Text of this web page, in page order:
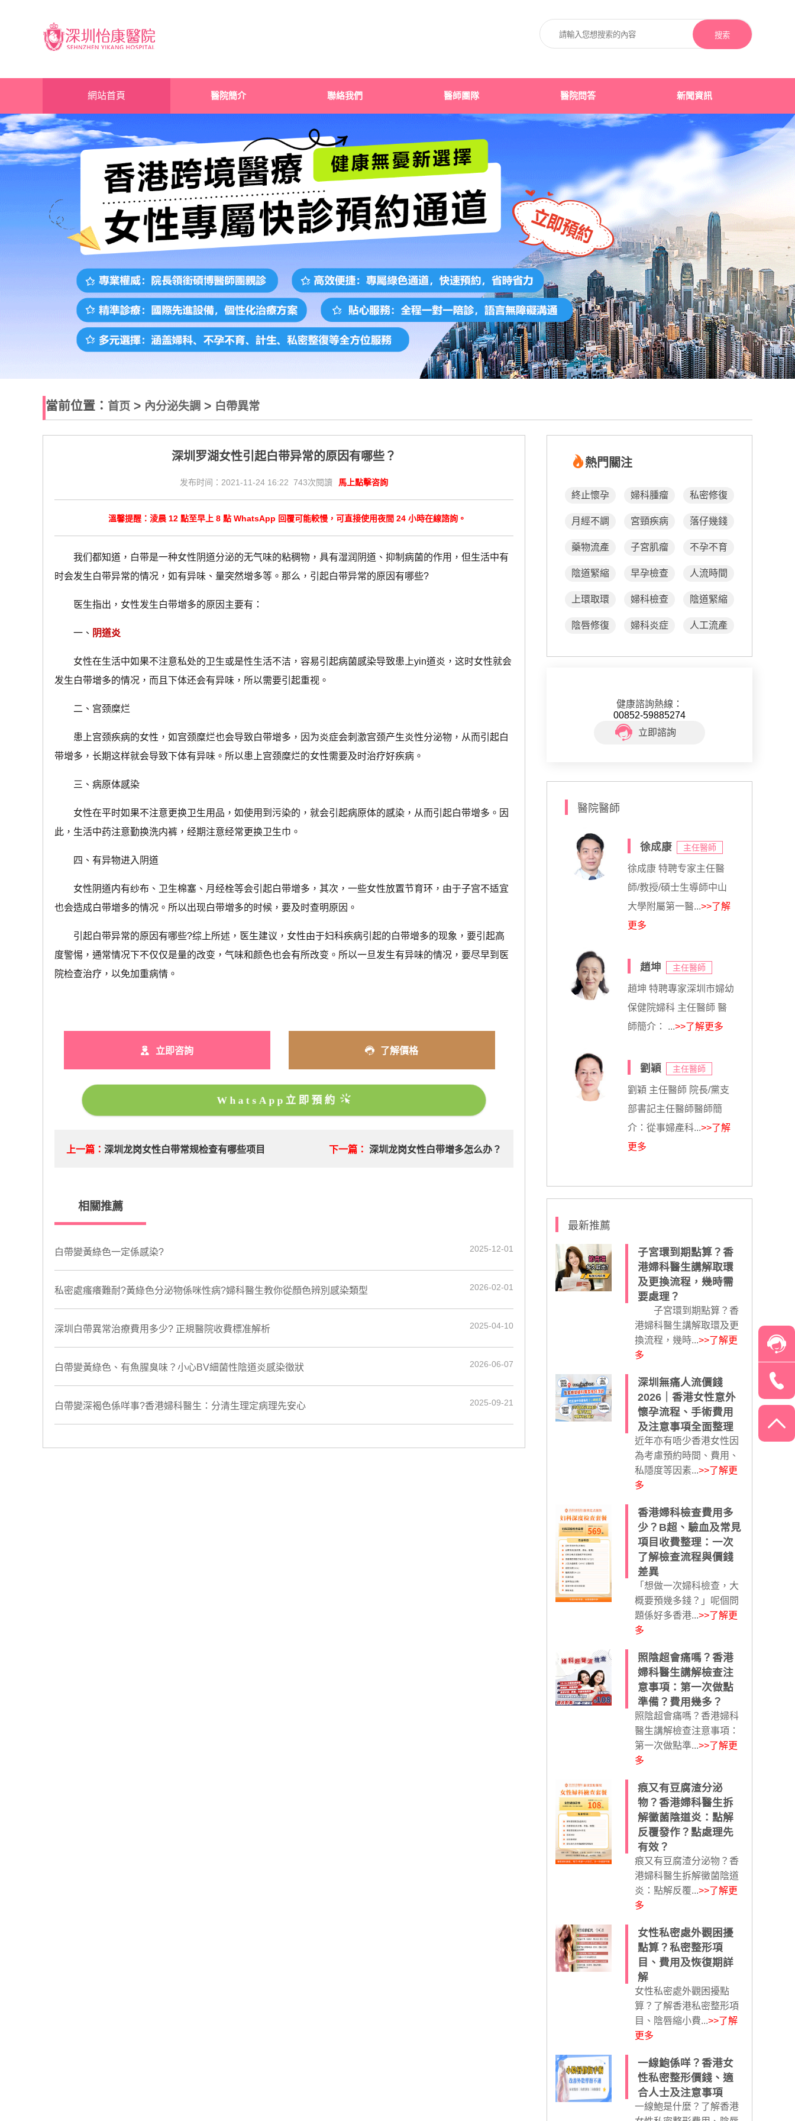
搜索
網站首頁 醫院簡介 聯絡我們 醫師團隊 醫院問答 新聞資訊
當前位置： 首页 > 內分泌失調 > 白帶異常
深圳罗湖女性引起白带异常的原因有哪些？
发布时间：2021-11-24 16:22 743次閱讀 馬上點擊咨詢
溫馨提醒：淩晨 12 點至早上 8 點 WhatsApp 回覆可能較慢，可直接使用夜間 24 小時在線諮詢。
我们都知道，白带是一种女性阴道分泌的无气味的粘稠物，具有湿润阴道、抑制病菌的作用，但生活中有
时会发生白带异常的情况，如有异味、量突然增多等。那么，引起白带异常的原因有哪些?
医生指出，女性发生白带增多的原因主要有：
一、 阴道炎
女性在生活中如果不注意私处的卫生或是性生活不洁，容易引起病菌感染导致患上yin道炎，这时女性就会
发生白带增多的情况，而且下体还会有异味，所以需要引起重视。
二、宫颈糜烂
患上宫颈疾病的女性，如宫颈糜烂也会导致白带增多，因为炎症会刺激宫颈产生炎性分泌物，从而引起白
带增多，长期这样就会导致下体有异味。所以患上宫颈糜烂的女性需要及时治疗好疾病。
三、病原体感染
女性在平时如果不注意更换卫生用品，如使用到污染的，就会引起病原体的感染，从而引起白带增多。因
此，生活中药注意勤换洗内裤，经期注意经常更换卫生巾。
四、有异物进入阴道
女性阴道内有纱布、卫生棉塞、月经栓等会引起白带增多，其次，一些女性放置节育环，由于子宫不适宜
也会造成白带增多的情况。所以出现白带增多的时候，要及时查明原因。
引起白带异常的原因有哪些?综上所述，医生建议，女性由于妇科疾病引起的白带增多的现象，要引起高
度警惕，通常情况下不仅仅是量的改变，气味和颜色也会有所改变。所以一旦发生有异味的情况，要尽早到医
院检查治疗，以免加重病情。
立即咨詢 了解價格
WhatsApp立即預約
上一篇：深圳龙岗女性白带常规检查有哪些项目 下一篇： 深圳龙岗女性白带增多怎么办？
相關推薦
白帶變黃綠色一定係感染? 2025-12-01
私密處瘙癢難耐?黃綠色分泌物係咪性病?婦科醫生教你從顏色辨別感染類型 2026-02-01
深圳白帶異常治療費用多少? 正規醫院收費標准解析 2025-04-10
白帶變黃綠色、有魚腥臭味？小心BV細菌性陰道炎感染徵狀 2026-06-07
白帶變深褐色係咩事?香港婦科醫生：分清生理定病理先安心 2025-09-21
熱門關注
終止懷孕 婦科腫瘤 私密修復
月經不調 宮頸疾病 落仔幾錢
藥物流產 子宮肌瘤 不孕不育
陰道緊縮 早孕檢查 人流時間
上環取環 婦科檢查 陰道緊縮
陰唇修復 婦科炎症 人工流產
健康諮詢熱線：
00852-59885274
立即諮詢
醫院醫師
徐成康 主任醫師
徐成康 特聘专家主任醫
師/教授/碩士生導師中山
大學附屬第一醫...>>了解
更多
趙坤 主任醫師
趙坤 特聘專家深圳市婦幼
保健院婦科 主任醫師 醫
師簡介： ...>>了解更多
劉穎 主任醫師
劉穎 主任醫師 院長/黨支
部書記主任醫師醫師簡
介：從事婦產科...>>了解
更多
最新推薦
子宮環到期點算？香
港婦科醫生講解取環
及更換流程，幾時需
要處理？
子宮環到期點算？香
港婦科醫生講解取環及更
換流程，幾時...>>了解更
多
深圳無痛人流價錢
2026｜香港女性意外
懷孕流程、手術費用
及注意事項全面整理
近年亦有唔少香港女性因
為考慮預約時間、費用、
私隱度等因素...>>了解更
多
香港婦科檢查費用多
少？B超、驗血及常見
項目收費整理：一次
了解檢查流程與價錢
差異
「想做一次婦科檢查，大
概要預幾多錢？」呢個問
題係好多香港...>>了解更
多
照陰超會痛嗎？香港
婦科醫生講解檢查注
意事項：第一次做點
準備？費用幾多？
照陰超會痛嗎？香港婦科
醫生講解檢查注意事項：
第一次做點準...>>了解更
多
痕又有豆腐渣分泌
物？香港婦科醫生拆
解黴菌陰道炎：點解
反覆發作？點處理先
有效？
痕又有豆腐渣分泌物？香
港婦科醫生拆解黴菌陰道
炎：點解反覆...>>了解更
多
女性私密處外觀困擾
點算？私密整形項
目、費用及恢復期詳
解
女性私密處外觀困擾點
算？了解香港私密整形項
目、陰唇縮小費...>>了解
更多
一線鮑係咩？香港女
性私密整形價錢、適
合人士及注意事項
一線鮑是什麼？了解香港